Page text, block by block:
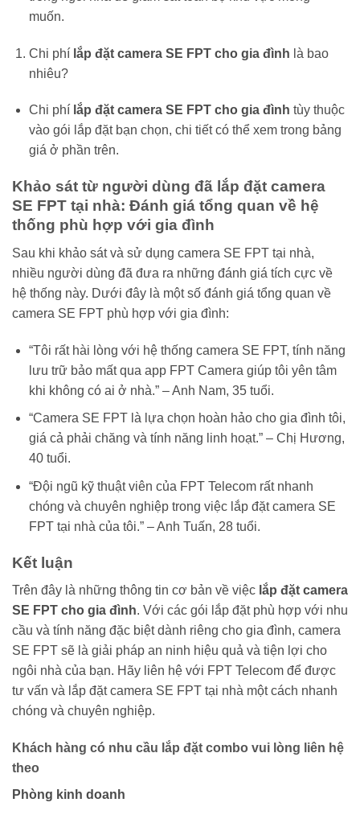
muốn.
Chi phí lắp đặt camera SE FPT cho gia đình là bao
nhiêu?
Chi phí lắp đặt camera SE FPT cho gia đình tùy thuộc
vào gói lắp đặt bạn chọn, chi tiết có thể xem trong bảng
giá ở phần trên.
Khảo sát từ người dùng đã lắp đặt camera
SE FPT tại nhà: Đánh giá tổng quan về hệ
thống phù hợp với gia đình
Sau khi khảo sát và sử dụng camera SE FPT tại nhà,
nhiều người dùng đã đưa ra những đánh giá tích cực về
hệ thống này. Dưới đây là một số đánh giá tổng quan về
camera SE FPT phù hợp với gia đình:
“Tôi rất hài lòng với hệ thống camera SE FPT, tính năng
lưu trữ bảo mất qua app FPT Camera giúp tôi yên tâm
khi không có ai ở nhà.” – Anh Nam, 35 tuổi.
“Camera SE FPT là lựa chọn hoàn hảo cho gia đình tôi,
giá cả phải chăng và tính năng linh hoạt.” – Chị Hương,
40 tuổi.
“Đội ngũ kỹ thuật viên của FPT Telecom rất nhanh
chóng và chuyên nghiệp trong việc lắp đặt camera SE
FPT tại nhà của tôi.” – Anh Tuấn, 28 tuổi.
Kết luận
Trên đây là những thông tin cơ bản về việc lắp đặt camera
SE FPT cho gia đình. Với các gói lắp đặt phù hợp với nhu
cầu và tính năng đặc biệt dành riêng cho gia đình, camera
SE FPT sẽ là giải pháp an ninh hiệu quả và tiện lợi cho
ngôi nhà của bạn. Hãy liên hệ với FPT Telecom để được
tư vấn và lắp đặt camera SE FPT tại nhà một cách nhanh
chóng và chuyên nghiệp.
Khách hàng có nhu cầu lắp đặt combo vui lòng liên hệ
theo
Phòng kinh doanh